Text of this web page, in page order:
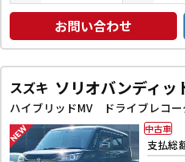
お問い合わせ
スズキ ソリオバンディッ
支払総
中古車